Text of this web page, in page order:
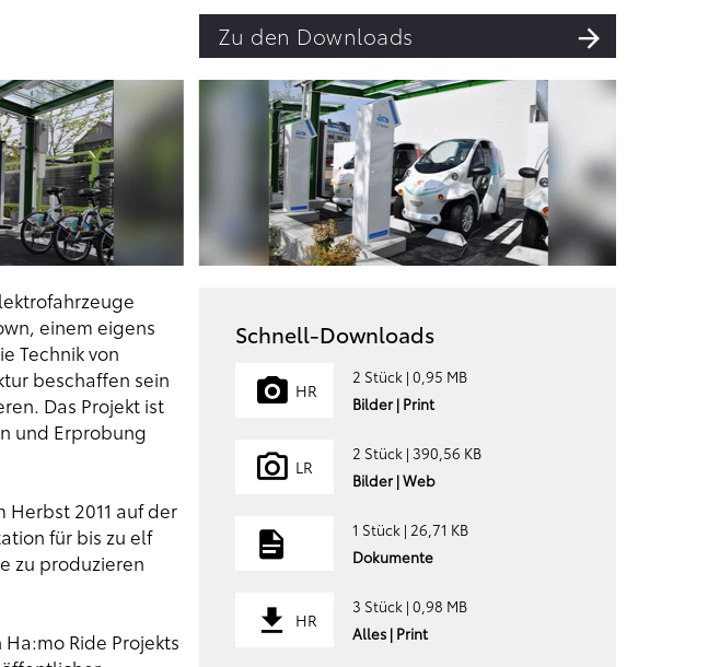
Zu den Downloads
einem eigens
Technik von
beschaffen sein
Das Projekt ist
und Erprobung
Herbst 2011 auf der
für bis zu elf
zu produzieren
Ride Projekts
Schnell-Downloads
HR
2 Stück | 0,95 MB
Bilder | Print
LR
2 Stück | 390,56 KB
Bilder | Web
1 Stück | 26,71 KB
Dokumente
HR
3 Stück | 0,98 MB
Alles | Print